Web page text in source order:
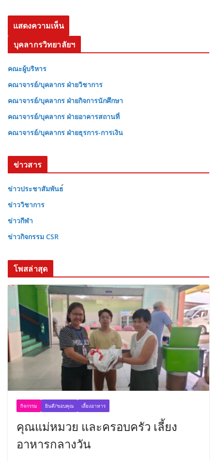
บุคลากรวิทยาลัยฯ
คณะผู้บริหาร
คณาจารย์/บุคลากร ฝ่ายวิชาการ
คณาจารย์/บุคลากร ฝ่ายกิจการนักศึกษา
คณาจารย์/บุคลากร ฝ่ายอาคารสถานที่
คณาจารย์/บุคลากร ฝ่ายธุรการ-การเงิน
ข่าวสาร
ข่าวประชาสัมพันธ
ข่าววิชาการ
ข่าวกีฬา
ข่าวกิจกรรม CSR
โพสล่าสุด
กิจกรรม ยินดี/ขอบคุณ เลี้ยงอาหาร
คุณแม่หมวย และครอบครัว เลี้ยง
อาหารกลางวัน